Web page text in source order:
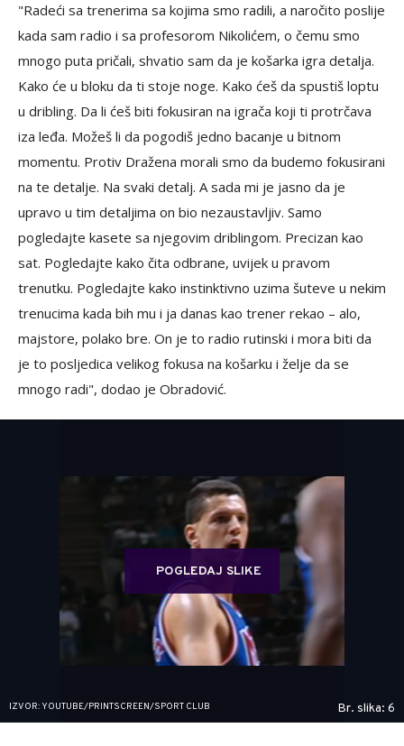
"Radeći sa trenerima sa kojima smo radili, a naročito poslije
kada sam radio i sa profesorom Nikolićem, o čemu smo
mnogo puta pričali, shvatio sam da je košarka igra detalja.
Kako će u bloku da ti stoje noge. Kako ćeš da spustiš loptu
u dribling. Da li ćeš biti fokusiran na igrača koji ti protrčava
iza leđa. Možeš li da pogodiš jedno bacanje u bitnom
momentu. Protiv Dražena morali smo da budemo fokusirani
na te detalje. Na svaki detalj. A sada mi je jasno da je
upravo u tim detaljima on bio nezaustavljiv. Samo
pogledajte kasete sa njegovim driblingom. Precizan kao
sat. Pogledajte kako čita odbrane, uvijek u pravom
trenutku. Pogledajte kako instinktivno uzima šuteve u nekim
trenucima kada bih mu i ja danas kao trener rekao – alo,
majstore, polako bre. On je to radio rutinski i mora biti da
je to posljedica velikog fokusa na košarku i želje da se
mnogo radi", dodao je Obradović.
POGLEDAJ SLIKE
IZVOR: YOUTUBE/PRINTSCREEN/SPORT CLUB Br. slika: 6